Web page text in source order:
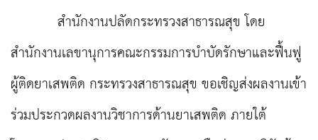
สำนักงานปลัดกระทรวงสาธารณสุข โดย
สำนักงานเลขานุการคณะกรรมการบำบัดรักษาและฟื้นฟู
ผู้ติดยาเสพติด กระทรวงสาธารณสุข ขอเชิญส่งผลงานเข้า
ร่วมประกวดผลงานวิชาการด้านยาเสพติด ภายใต้